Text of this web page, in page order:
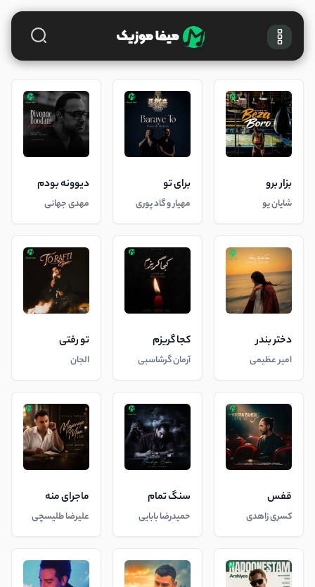
بزار برو
شایان یو
برای تو
مهیار و گاد پوری
دیوونه بودم
مهدی جهانی
دختر بندر
امیر عظیمی
کجا گریزم
آرمان گرشاسبی
تو رفتی
الجان
قفس
کسری زاهدی
سنگ تمام
حمیدرضا بابایی
ماجرای منه
علیرضا طلیسچی